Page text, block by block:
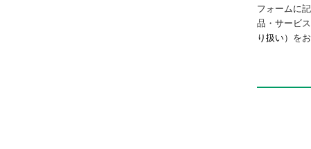
フォームに
品・サービ
り扱い） を